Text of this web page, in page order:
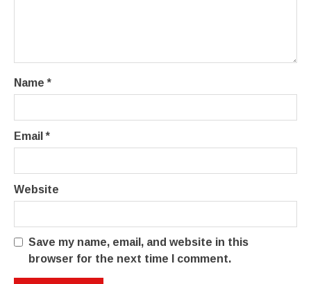
Name*
Email*
Website
Save my name, email, and website in this
browser for the next time I comment.